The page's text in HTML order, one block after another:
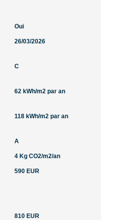
Oui
26/03/2026
C
62 kWh/m2 par an
118 kWh/m2 par an
A
4 Kg CO2/m2/an
590 EUR
810 EUR